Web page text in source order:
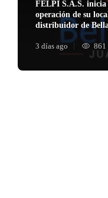
FELPI S.A.S. inicia
operación de su
distribuidor de
3 días ago 861